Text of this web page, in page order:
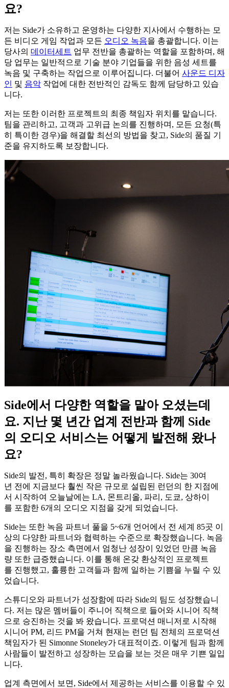
요?
저는 Side가 소유하고 운영하는 다양한 지사에서 수행하는 모
든 비디오 게임 작업과 모든 오디오 녹음을 총괄합니다. 이는
당사의 데이터세트 업무 전반을 총괄하는 역할을 포함하며, 해
당 업무는 일반적으로 기술 분야 기업들을 위한 음성 세트를
녹음 및 구축하는 작업으로 이루어집니다. 더불어 사운드 디자
인 및 음악 작업에 대한 전반적인 감독도 함께 담당하고 있습
니다.
저는 또한 이러한 프로젝트의 최종 책임자 위치를 맡습니다.
팀을 관리하고, 고객과 고위급 논의를 진행하며, 모든 요청(특
히 특이한 경우)을 해결할 최선의 방법을 찾고, Side의 품질 기
준을 유지하도록 보장합니다.
Side에서 다양한 역할을 맡아 오셨는데
요. 지난몇 년간 업계 전반과 함께
Side
의 오디오 서비스는 어떻게 발전해 왔나
요?
Side의 발전 , 특히 확장은 정말 놀라웠습니다. Side는 30여
년 전에 지금보다 훨씬 작은 규모로 설립된 런던의 한 지점에
서 시작하여 오늘날에는 LA, 몬트리올, 파리 , 도쿄, 상하이
를 포함한 6개의 오디오 지점을 갖게 되었습니다.
Side는 또한 녹음 파트너 풀을 5~6개 언어에서 전 세계 85곳 이
상의 다양한 파트너와 협력하는 수준으로 확장했습니다. 녹음
을 진행하는 장소 측면에서 엄청난 성장이 있었던 만큼 녹음
량 또한 급증했습니다. 이를 통해 온갖 환상적인 프로젝트
를 진행했고, 훌륭한 고객들과 함께 일하는 기쁨을 누릴 수 있
었습니다.
스튜디오와 파트너가 성장함에 따라 Side의 팀도 성장했습니
다. 저는 많은 멤버들이 주니어 직책으로 들어와 시니어 직책
으로 승진하는 것을 봐 왔습니다. 프로덕션 매니저로 시작해
시니어 PM, 리드 PM을 거쳐 현재는 런던 팀 전체의 프로덕션
책임자가 된 Simonne Stoneley가 대표적이죠. 이렇게 팀과 함께
사람들이 발전하고 성장하는 모습을 보는 것은 매우 기쁜 일입
니다.
업계 측면에서 보면, Side에서 제공하는 서비스를 이용할 수 있